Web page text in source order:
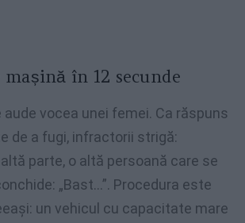
în 12 secunde
aude vocea unei femei. Ca răspuns
de a fugi, infractorii strigă:
altă parte, o altă persoană care se
„Bast…”. Procedura este
un vehicul cu capacitate mare